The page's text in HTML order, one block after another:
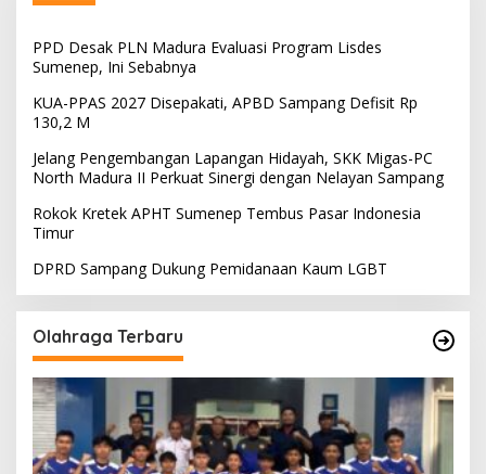
PPD Desak PLN Madura Evaluasi Program Lisdes
Sumenep, Ini Sebabnya
KUA-PPAS 2027 Disepakati, APBD Sampang Defisit Rp
130,2 M
Jelang Pengembangan Lapangan Hidayah, SKK Migas-PC
North Madura II Perkuat Sinergi dengan Nelayan Sampang
Rokok Kretek APHT Sumenep Tembus Pasar Indonesia
Timur
DPRD Sampang Dukung Pemidanaan Kaum LGBT
Olahraga Terbaru